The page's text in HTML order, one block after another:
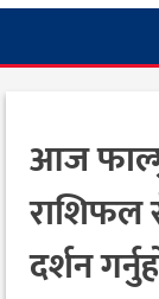
आज
राशिफल
दर्शन